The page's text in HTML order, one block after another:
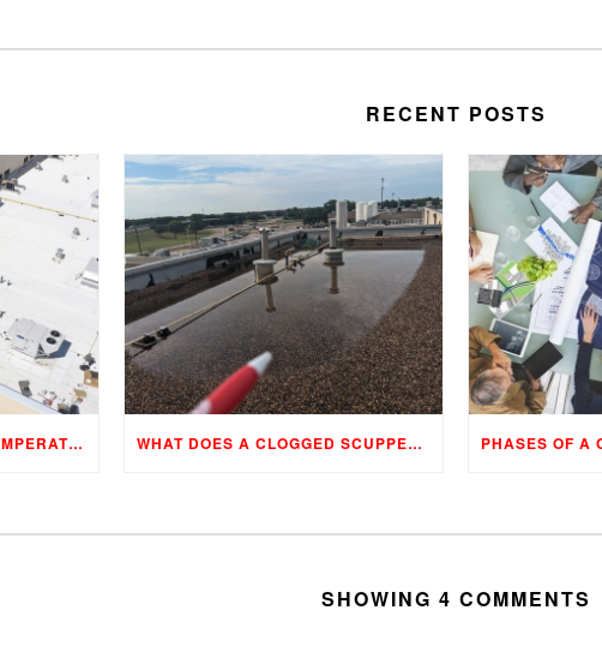
RECENT POSTS
WHAT HAPPENS WHEN TEMPERATURES CHANGE? WHAT DOES A CLOGGED SCUPPER, DRAIN, AND GUTTER MEAN TO YOUR BUILDING…
SHOWING 4 COMMENTS